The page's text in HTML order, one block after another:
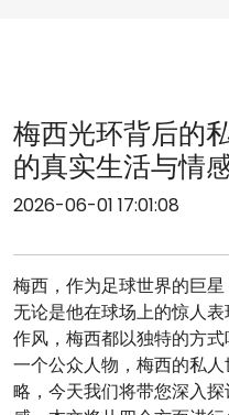
梅西光环背后的
的真实生活与情
2026-06-01 17:01:08
梅西，作为足球世界的巨星
无论是他在球场上的惊人
作风，梅西都以独特的方
一个公众人物，梅西的私
略，今天我们将带您深入